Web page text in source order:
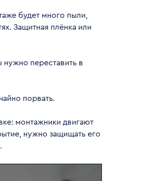
будет много пыли,
Защитная плёнка или
нужно переставить в
порвать.
монтажники двигают
нужно защищать его